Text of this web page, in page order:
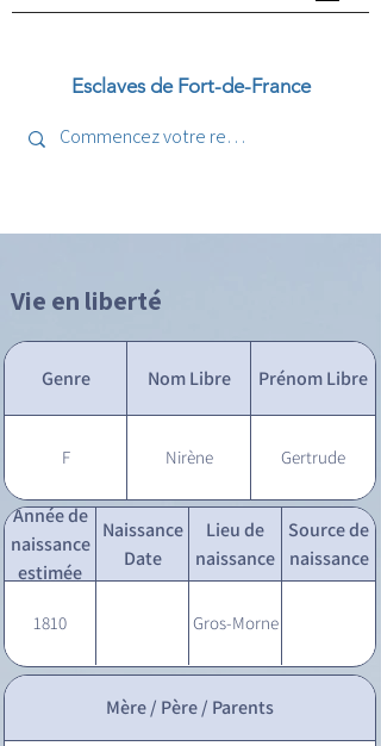
Esclaves de Fort-de-France
Vie en liberté
Genre Nom Libre Prénom Libre
F Nirène Gertrude
Année de
naissance
estimée
Naissance
Date
Lieu de
naissance
Source de
naissance
1810 Gros-Morne
Mère / Père / Parents